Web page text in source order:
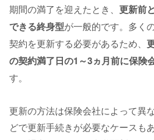
期間の満了を迎えたとき、 更新前
できる終身型が一般的です。多く
契約を更新する必要があるため、
の契約満了日の1～3ヵ月前に保険
す。
更新の方法は保険会社によって異
どで更新手続きが必要なケースも